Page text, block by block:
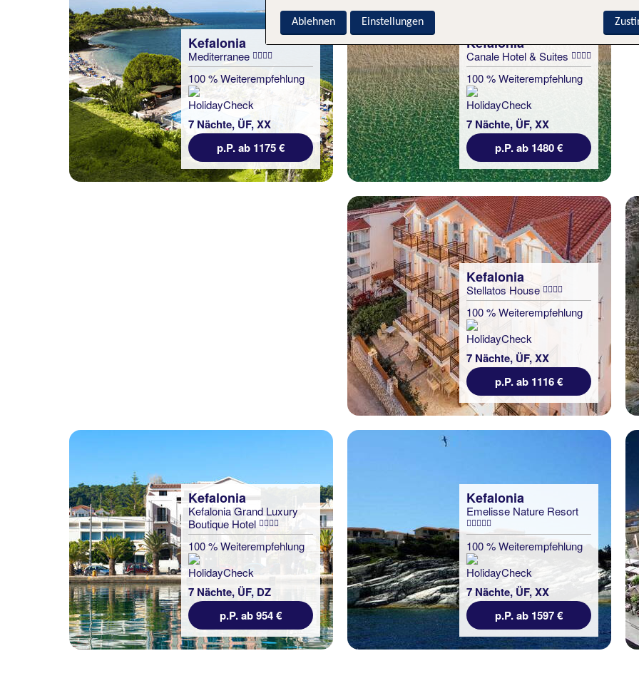
Kefalonia
Mediterranee
100 % Weiterempfehlung
7 Nächte, ÜF, XX
p.P. ab 1175 €
Kefalonia
Canale Hotel & Suites
100 % Weiterempfehlung
7 Nächte, ÜF, XX
p.P. ab 1480 €
Kefalonia
Celestial Hotel Luxury
Suites and Spa
100 % Weiterempfehlung
7 Nächte, ÜF, JS
1411 €
p.P. ab 1295 €
Kefalonia
Stellatos House
100 % Weiterempfehlung
7 Nächte, ÜF, XX
p.P. ab 1116 €
Kefalonia
Kefalonia Grand Luxury
Boutique Hotel
100 % Weiterempfehlung
7 Nächte, ÜF, DZ
p.P. ab 954 €
Kefalonia
Emelisse Nature Resort
100 % Weiterempfehlung
7 Nächte, ÜF, XX
p.P. ab 1597 €
Ablehnen Einstellungen